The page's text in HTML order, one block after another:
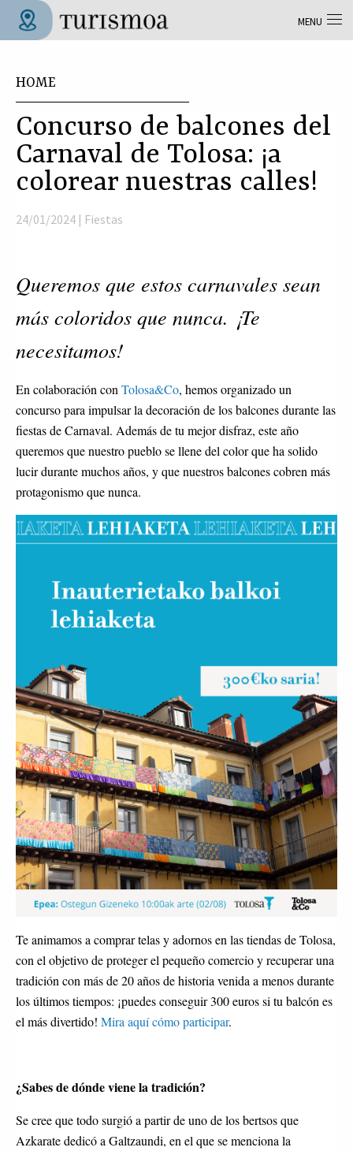
Skip to main content
HOME
Concurso de balcones del
Carnaval de Tolosa: ¡a
colorear nuestras calles!
24/01/2024 | Fiestas
Queremos que estos carnavales sean
más coloridos que nunca. ¡Te
necesitamos!
En colaboración con Tolosa&Co, hemos organizado un
concurso para impulsar la decoración de los balcones durante las
fiestas de Carnaval. Además de tu mejor disfraz, este año
queremos que nuestro pueblo se llene del color que ha solido
lucir durante muchos años, y que nuestros balcones cobren más
protagonismo que nunca.
Te animamos a comprar telas y adornos en las tiendas de Tolosa,
con el objetivo de proteger el pequeño comercio y recuperar una
tradición con más de 20 años de historia venida a menos durante
los últimos tiempos: ¡puedes conseguir 300 euros si tu balcón es
el más divertido! Mira aquí cómo participar.
¿Sabes de dónde viene la tradición?
Se cree que todo surgió a partir de uno de los bertsos que
Azkarate dedicó a Galtzaundi, en el que se menciona la
MENU